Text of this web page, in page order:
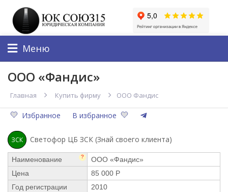
Меню
ООО «Фандис»
Главная Купить фирму ООО Фандис
Избранное В избранное
ЗСК Светофор ЦБ ЗСК (Знай своего клиента)
Наименование ?
ООО «Фандис»
Цена
85 000 Р
Год регистрации
2010